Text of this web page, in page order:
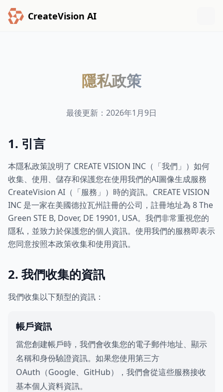
CreateVision AI
隱私政策
最後更新：2026年1月9日
1. 引言
本隱私政策說明了 CREATE VISION INC（「我們」）如何
收集、使用、儲存和保護您在使用我們的AI圖像生成服務
CreateVision AI（「服務」）時的資訊。CREATE VISION
INC 是一家在美國德拉瓦州註冊的公司，註冊地址為 8 The
Green STE B, Dover, DE 19901, USA。我們非常重視您的
隱私，並致力於保護您的個人資訊。使用我們的服務即表示
您同意按照本政策收集和使用資訊。
2. 我們收集的資訊
我們收集以下類型的資訊：
帳戶資訊
當您創建帳戶時，我們會收集您的電子郵件地址、顯示
名稱和身份驗證資訊。如果您使用第三方
OAuth（Google、GitHub），我們會從這些服務接收
基本個人資料資訊。